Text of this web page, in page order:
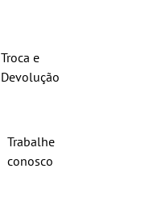
Troca e
Devolução
Trabalhe
conosco